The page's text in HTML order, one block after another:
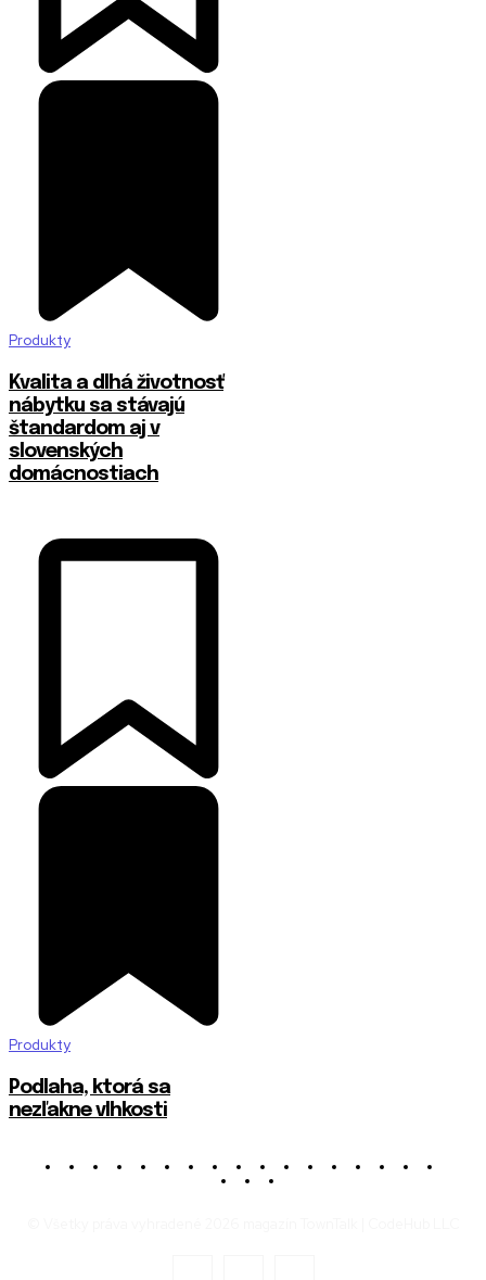
Produkty
​Kvalita a dlhá životnosť
nábytku sa stávajú
štandardom aj v
slovenských
domácnostiach
Produkty
Podlaha, ktorá sa
nezľakne vlhkosti